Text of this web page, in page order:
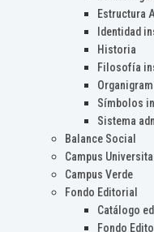
Estructura
Identidad
Historia
Filosofía
Símbolos
Sistema
Balance Social
Campus
Campus Verde
Fondo Editorial
Catálogo
Fondo